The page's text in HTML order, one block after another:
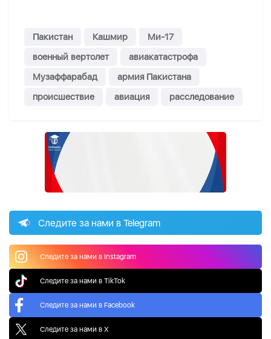
Пакистан Кашмир
Ми-17
военный вертолет
авиакатастрофа
Музаффарабад
армия Пакистана
происшествие
авиация расследование
Следите за нами в Telegram
Следите за нами в Instagram
Следите за нами в TikTok
Следите за нами в Facebook
Следите за нами в X